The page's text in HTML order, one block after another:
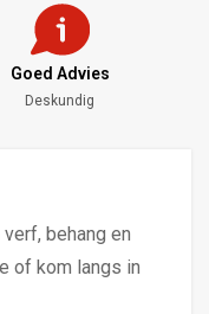
Goed Advies
Deskundig
behang en
of kom langs in